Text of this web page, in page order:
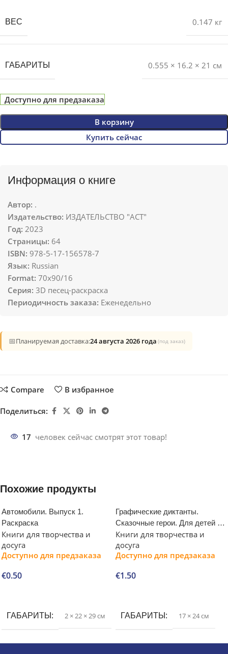
ВЕС 0.147 кг
ГАБАРИТЫ 0.555 × 16.2 × 21 см
Доступно для предзаказа
В корзину
Купить сейчас
Информация о книге
Автор: .
Издательство: ИЗДАТЕЛЬСТВО "АСТ"
Год: 2023
Страницы: 64
ISBN: 978-5-17-156578-7
Язык: Russian
Format: 70x90/16
Серия: 3D песец-раскраска
Периодичность заказа: Еженедельно
📅Планируемая доставка:24 августа 2026 года (под заказ)
Compare В избранное
Поделиться:
17 человек сейчас смотрят этот товар!
Похожие продукты
Автомобили. Выпуск 1.
Раскраска
Книги для творчества и
досуга
Доступно для предзаказа
€0.50
ГАБАРИТЫ 2 × 22 × 29 см
Графические диктанты.
Сказочные герои. Для детей 6-
10 лет
Книги для творчества и
досуга
Доступно для предзаказа
€1.50
ГАБАРИТЫ 17 × 24 см